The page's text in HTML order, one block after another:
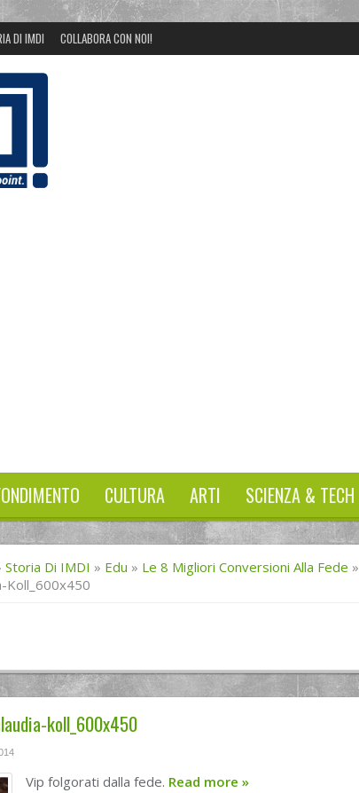
DI IMDI COLLABORA CON NOI!
CULTURA ARTI SCIENZA & TECH
Storia Di IMDI » Edu » Le 8 Migliori Conversioni Alla Fede »
Koll_600x450
koll_600x450
Vip folgorati dalla fede. Read more »